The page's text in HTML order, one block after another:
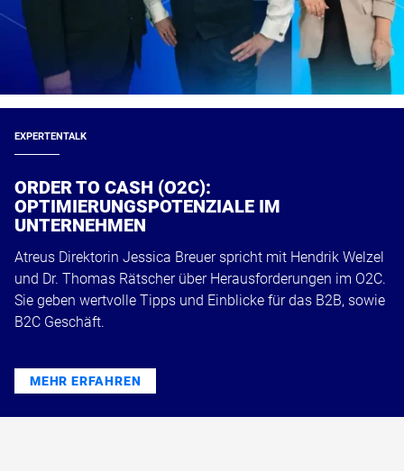
EXPERTENTALK
ORDER TO CASH (O2C):
OPTIMIERUNGSPOTENZIALE IM
UNTERNEHMEN
Atreus Direktorin Jessica Breuer spricht mit Hendrik Welzel
und Dr. Thomas Rätscher über Herausforderungen im O2C.
Sie geben wertvolle Tipps und Einblicke für das B2B, sowie
B2C Geschäft.
MEHR ERFAHREN